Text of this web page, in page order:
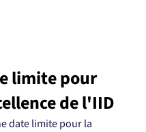
limite pour
de l'IID
date limite pour la